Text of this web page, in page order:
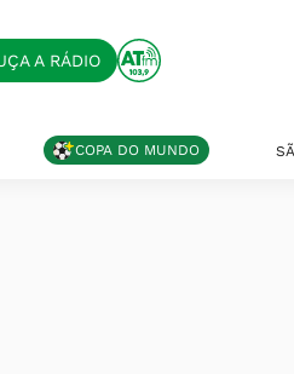
A RÁDIO
COPA DO MUNDO